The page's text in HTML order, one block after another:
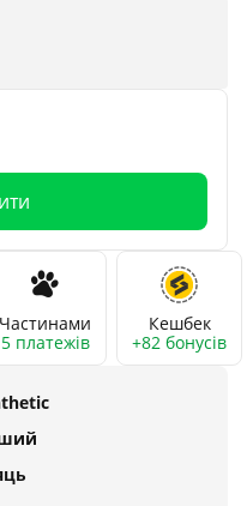
Частинами
5 платежів
Кешбек
+82 бонусів